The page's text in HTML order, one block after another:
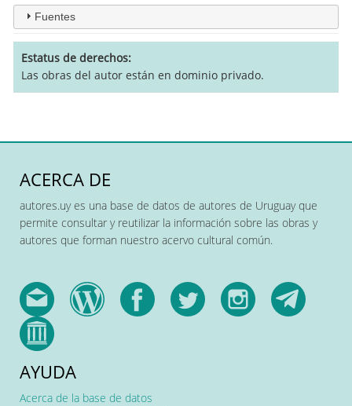
Fuentes
Estatus de derechos
Las obras del autor están en dominio privado.
ACERCA DE
autores.uy es una base de datos de autores de Uruguay que
permite consultar y reutilizar la información sobre las obras y
autores que forman nuestro acervo cultural común.
AYUDA
Acerca de la base de datos